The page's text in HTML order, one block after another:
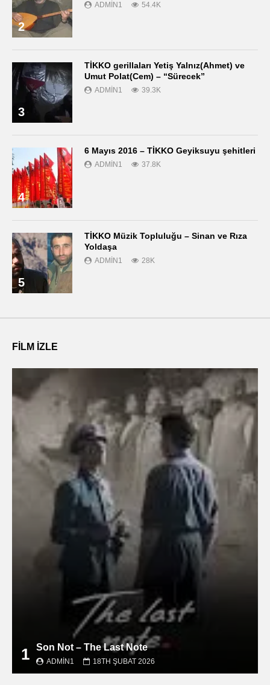
2
ADMIN1 54.4K
3
TİKKO gerillaları Yetiş Yalnız(Ahmet) ve
Umut Polat(Cem) – “Sürecek”
ADMIN1 39.3K
4
6 Mayıs 2016 – TİKKO Geyiksuyu şehitleri
ADMIN1 37.8K
5
TİKKO Müzik Topluluğu – Sinan ve Rıza
Yoldaşa
ADMIN1 28K
FILM IZLE
1 Son Not – The Last Note
ADMIN1 18TH ŞUBAT 2026